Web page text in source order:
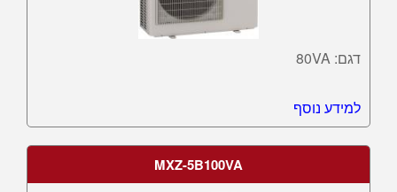
דגם: 80VA
למידע נוסף
MXZ-5B100VA